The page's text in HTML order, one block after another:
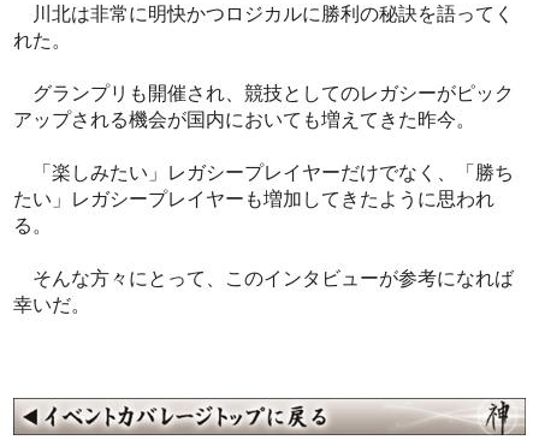
川北は非常に明快かつロジカルに勝利の秘訣を語ってく
れた。
グランプリも開催され、競技としてのレガシーがピック
アップされる機会が国内においても増えてきた昨今。
「楽しみたい」レガシープレイヤーだけでなく、「勝ち
たい」レガシープレイヤーも増加してきたように思われ
る。
そんな方々にとって、このインタビューが参考になれば
幸いだ。